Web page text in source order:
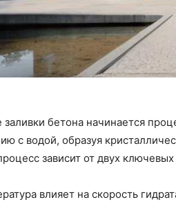
заливки бетона начинается
с водой, образуя
зависит от двух
влияет на скорость